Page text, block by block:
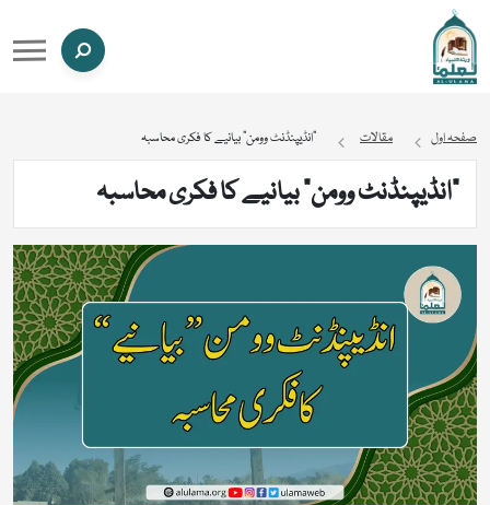
صفحہ اول مقالات “انڈیپنڈنٹ وومن” بیانیے کا فکری محاسبہ
“انڈیپنڈنٹ وومن” بیانیے کا فکری محاسبہ